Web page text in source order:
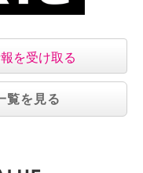
。
を受け取る
覧を見る